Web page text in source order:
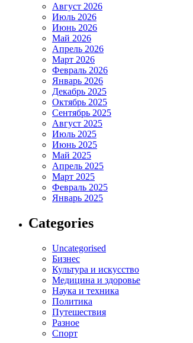
Август 2026
Июль 2026
Июнь 2026
Май 2026
Апрель 2026
Март 2026
Февраль 2026
Январь 2026
Декабрь 2025
Октябрь 2025
Сентябрь 2025
Август 2025
Июль 2025
Июнь 2025
Май 2025
Апрель 2025
Март 2025
Февраль 2025
Январь 2025
Categories
Uncategorised
Бизнес
Культура и искусство
Медицина и здоровье
Наука и техника
Политика
Путешествия
Разное
Спорт